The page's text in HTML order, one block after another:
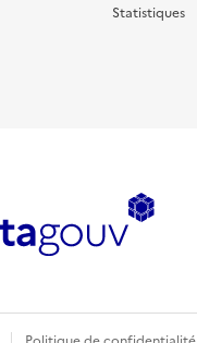
Statistiques